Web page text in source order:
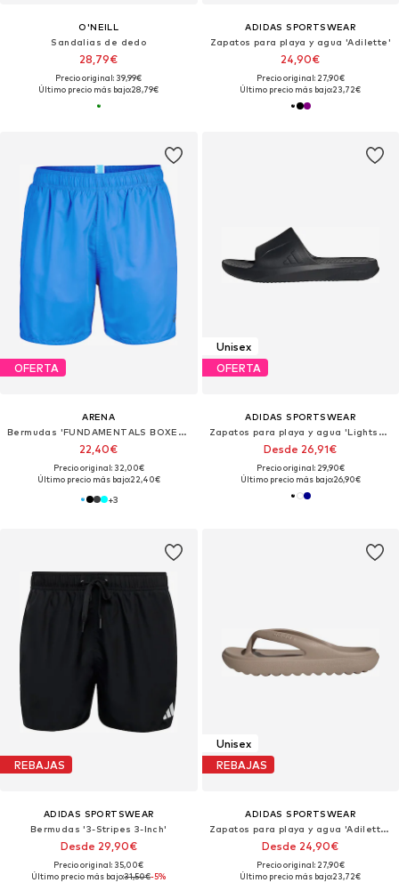
O'NEILL
Sandalias de dedo
28,79€
Precio original: 39,99€
Último precio más bajo:28,79€
ADIDAS SPORTSWEAR
Zapatos para playa y agua 'Adilette'
24,90€
Precio original: 27,90€
Último precio más bajo:23,72€
OFERTA
ARENA
Bermudas 'FUNDAMENTALS BOXER R'
22,40€
Precio original: 32,00€
Último precio más bajo:22,40€
+3
Unisex
OFERTA
ADIDAS SPORTSWEAR
Zapatos para playa y agua 'Lightshift'
Desde 26,91€
Precio original: 29,90€
Último precio más bajo:26,90€
REBAJAS
ADIDAS SPORTSWEAR
Bermudas '3-Stripes 3-Inch'
Desde 29,90€
Precio original: 35,00€
Último precio más bajo:31,50€-5%
Unisex
REBAJAS
ADIDAS SPORTSWEAR
Zapatos para playa y agua 'Adilette Lumia''
Desde 24,90€
Precio original: 27,90€
Último precio más bajo:23,72€